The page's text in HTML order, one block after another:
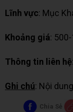
Lĩnh vực: Mục
Khoảng giá: 500-
Thông tin liên hệ
Ghi chú: Nội
Chia Sẻ